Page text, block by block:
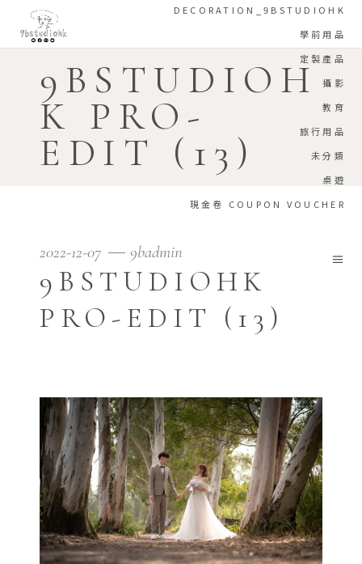
DECORATION_9BSTUDIOHK
學前用品
定製產品
攝影
教育
旅行用品
未分類
桌遊
現金卷 COUPON VOUCHER
9BSTUDIOH
K PRO-
EDIT (13)
2022-12-07 9badmin
9BSTUDIOHK
PRO-EDIT (13)